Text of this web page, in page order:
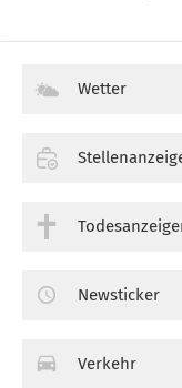
Wetter
Newsticker
Verkehr